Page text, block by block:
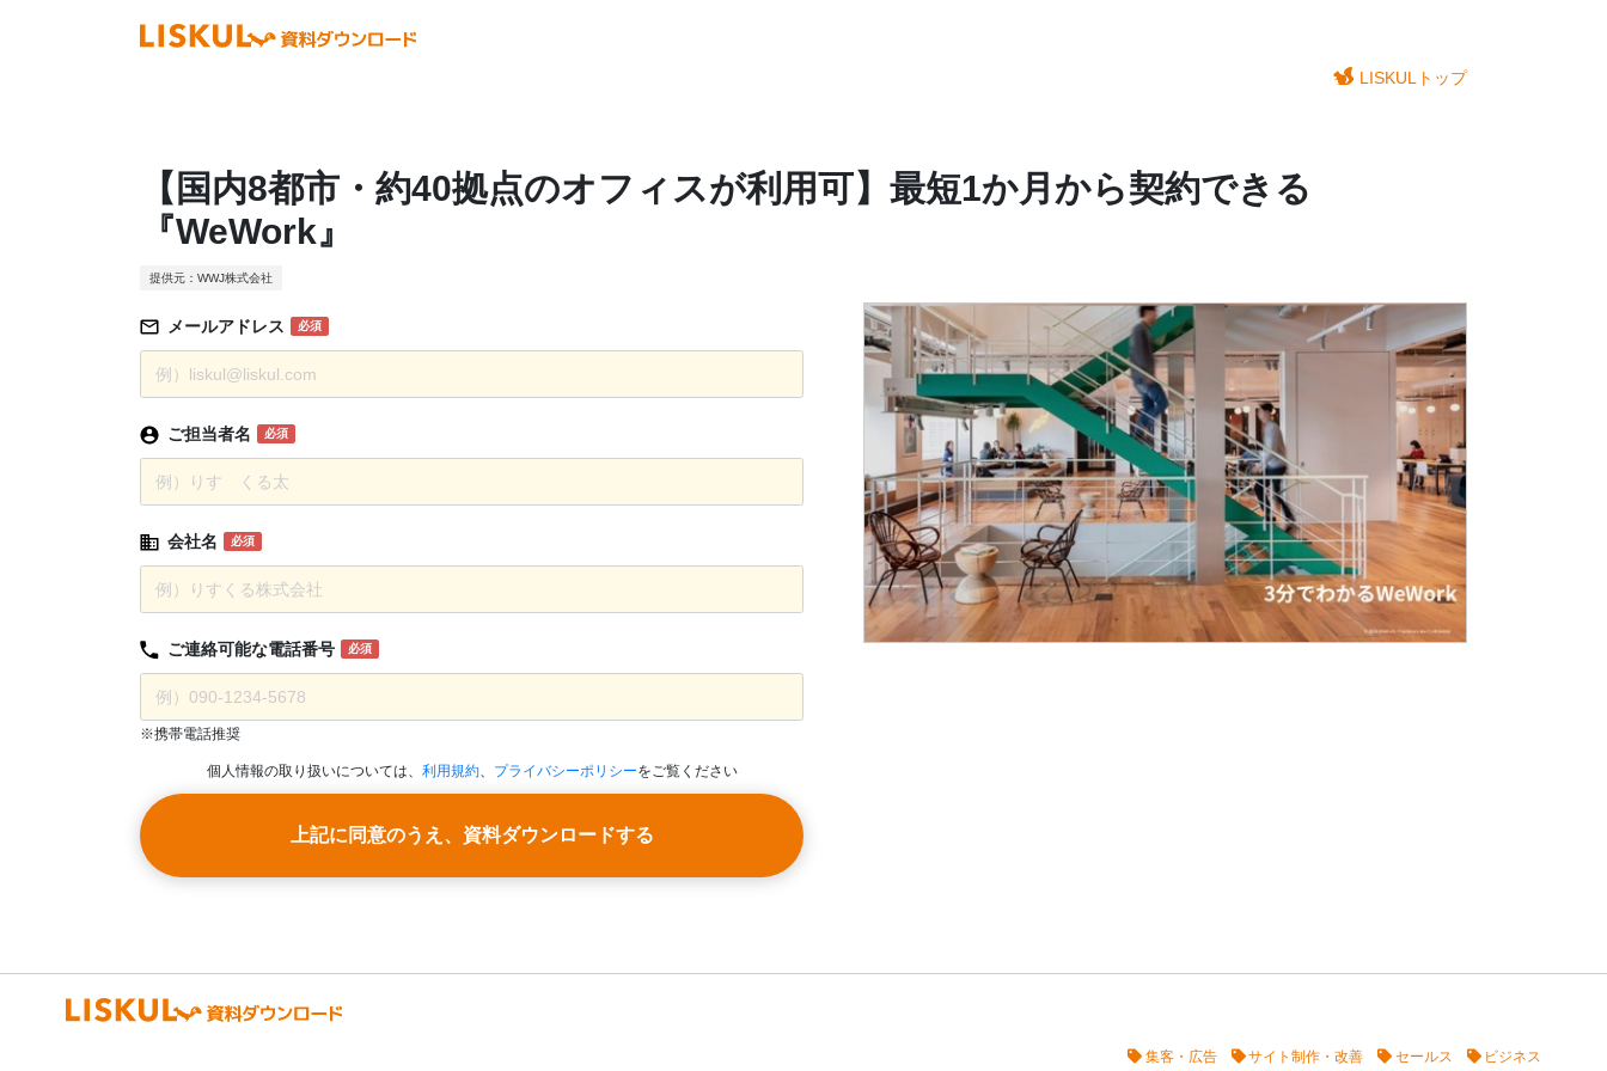
LISKULトップ
【国内8都市・約40拠点のオフィスが利用可】最短1か月から契約できる
『WeWork』
提供元：WWJ株式会社
メールアドレス 必須
ご担当者名 必須
会社名 必須
ご連絡可能な電話番号 必須
※携帯電話推奨
個人情報の取り扱いについては、 利用規約、 プライバシーポリシーをご覧ください
上記に同意のうえ、資料ダウンロードする
集客・広告 サイト制作・改善 セールス ビジネス